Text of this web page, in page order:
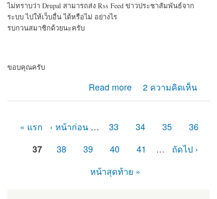
ไม่ทราบว่า Drupal สามารถส่ง Rss Feed ข่าวประชาสัมพันธ์จาก
ระบบ ไปให้เว็บอื่น ได้หรือไม่ อย่างไร
รบกวนสมาชิกด้วยนะครับ
ขอบคุณครับ
Read more
about สอบถามสมาชิกเกี่ยวกับการส่ง RSS Feed จาก
Drupal
2 ความคิดเห็น
« แรก ‹ หน้าก่อน … 33 34 35
36
37
38 39 40 41 …
ถัดไป ›
หน้าสุดท้าย »